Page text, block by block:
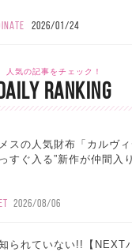
2026/01/24
人気の記事をチェック！
DAILY RANKING
スの人気財布「カルヴ
すぐ入る”新作が仲間入
2026/08/06
られていない!!【NEXT